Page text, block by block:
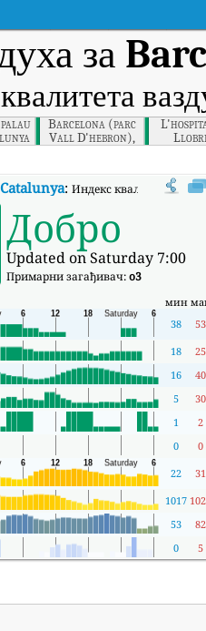
за
Barcelona (parc
Vall D'hebron),
Catalunya
: Индекс квалитета
Добро
Updated on Saturday 7:00
Примарни загађивач:o3
мин
38
53
18
25
16
40
5
30
1
2
0
0
22
31
1017
53
82
0 5